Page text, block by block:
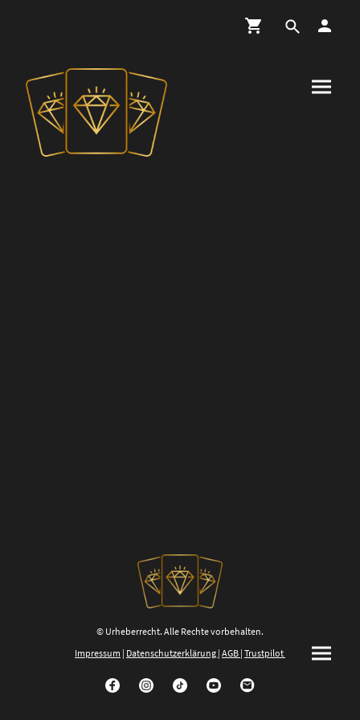
© Urheberrecht. Alle Rechte vorbehalten.
Impressum | Datenschutzerklärung | AGB | Trustpilot